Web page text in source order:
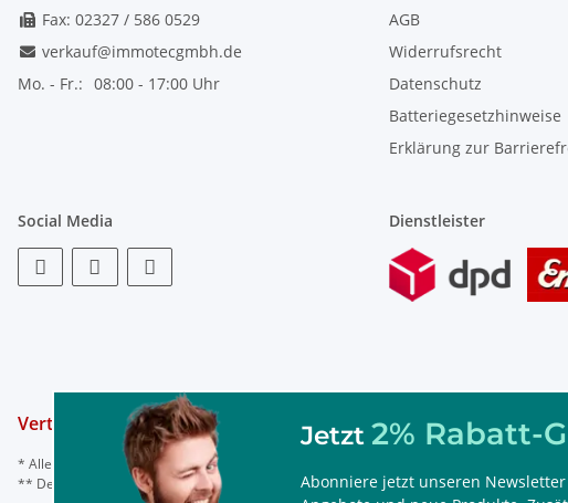
Jetzt2% Rabatt-
Abonniere jetzt unseren
Fax: 02327 / 586 0529
verkauf@immotecgmbh.de
Mo. - Fr.: 08:00 - 17:00 Uhr
AGB
Widerrufsrecht
Datenschutz
Batteriegesetzhinweise
Erklärung zur
Social Media Dienstleister
Vertrag widerrufen
* Alle Preise inkl. gesetzl. Mehrwertsteuer, ggf. zzgl.
** Der Rabattcode ist nur einmal einlösbar, nicht mit anderen Rabattaktionen